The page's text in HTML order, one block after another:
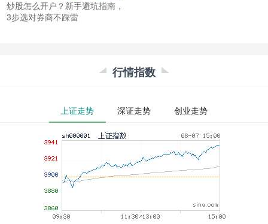
炒股怎么开户？新手避坑指南，
3步选对券商不踩雷
行情指数
上证走势 深证走势 创业走势